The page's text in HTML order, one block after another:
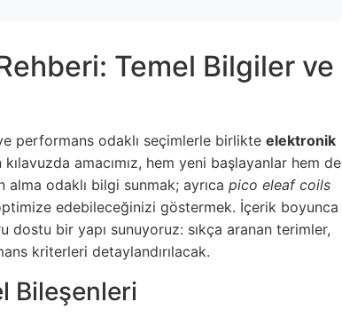
Temel Bilgiler ve
performans odaklı seçimlerle birlikte elektronik
amacımız, hem yeni başlayanlar hem de
odaklı bilgi sunmak; ayrıca pico eleaf coils
edebileceğinizi göstermek. İçerik boyunca
bir yapı sunuyoruz: sıkça aranan terimler,
kriterleri detaylandırılacak.
Bileşenleri